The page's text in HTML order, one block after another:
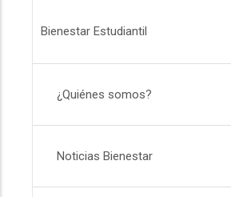
Bienestar Estudiantil
¿Quiénes somos?
Noticias Bienestar